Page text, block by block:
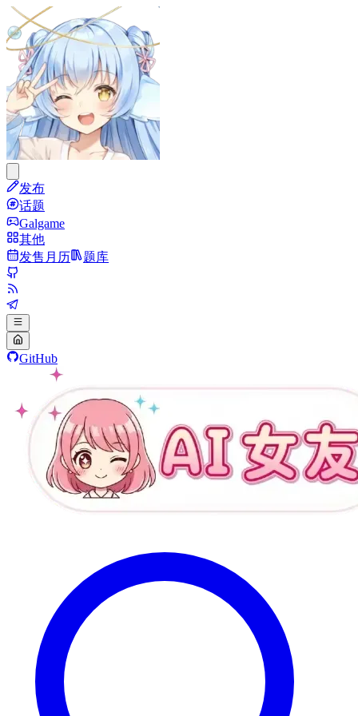
发布
话题
Galgame
其他
发售月历
题库
GitHub